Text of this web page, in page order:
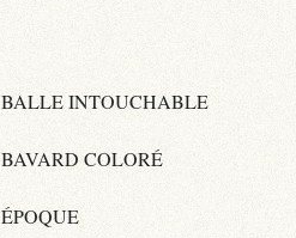
BALLE INTOUCHABLE
BAVARD COLORÉ
ÉPOQUE